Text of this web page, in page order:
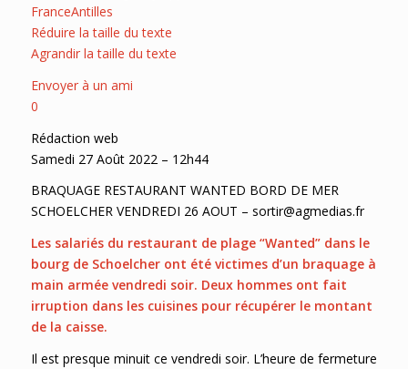
FranceAntilles
Réduire la taille du texte
Agrandir la taille du texte
Envoyer à un ami
0
Rédaction web
Samedi 27 Août 2022 – 12h44
BRAQUAGE RESTAURANT WANTED BORD DE MER
SCHOELCHER VENDREDI 26 AOUT – sortir@agmedias.fr
Les salariés du restaurant de plage “Wanted” dans le
bourg de Schoelcher ont été victimes d’un braquage à
main armée vendredi soir. Deux hommes ont fait
irruption dans les cuisines pour récupérer le montant
de la caisse.
Il est presque minuit ce vendredi soir. L’heure de fermeture